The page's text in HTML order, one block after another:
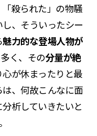
殺られた」の物騒
、そういったシー
魅力的な登場人物が
く、その分量が絶
が休まったりと最
、何故こんなに面
析していきたいと